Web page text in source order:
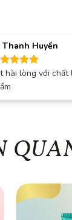
Thanh Huyền
xếp
hài lòng với chất